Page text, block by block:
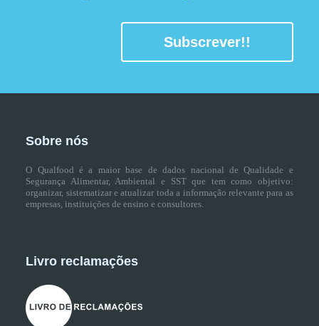
Subscrever!!
Sobre nós
O Qualfood é a maior base de dados nacional de Qualidade e
Segurança Alimentar, Ambiental e SST que tem como objetivo:
organizar, sistematizar e atualizar toda a informação relevante para as
empresas, instituições de ensino e consultores.
Livro reclamações